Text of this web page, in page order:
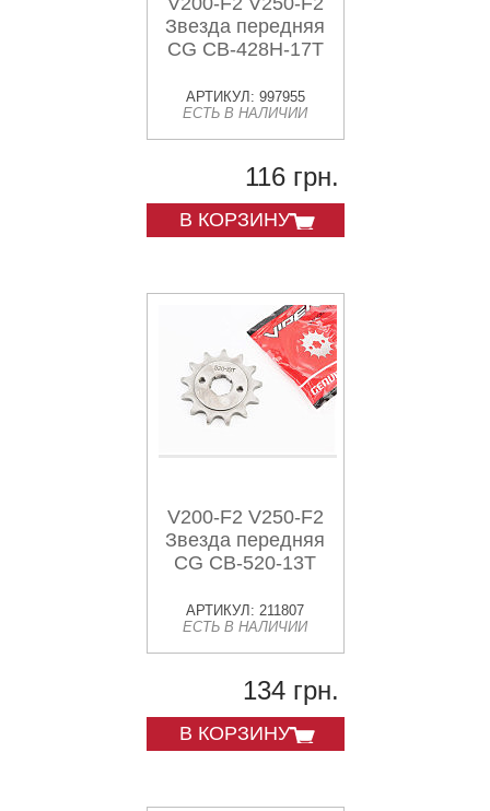
Звезда передняя
CG CB-428H-17T
АРТИКУЛ: 997955
ЕСТЬ В НАЛИЧИИ
116 грн.
В КОРЗИНУ
V200-F2 V250-F2
Звезда передняя
CG CB-520-13T
АРТИКУЛ: 211807
ЕСТЬ В НАЛИЧИИ
134 грн.
В КОРЗИНУ